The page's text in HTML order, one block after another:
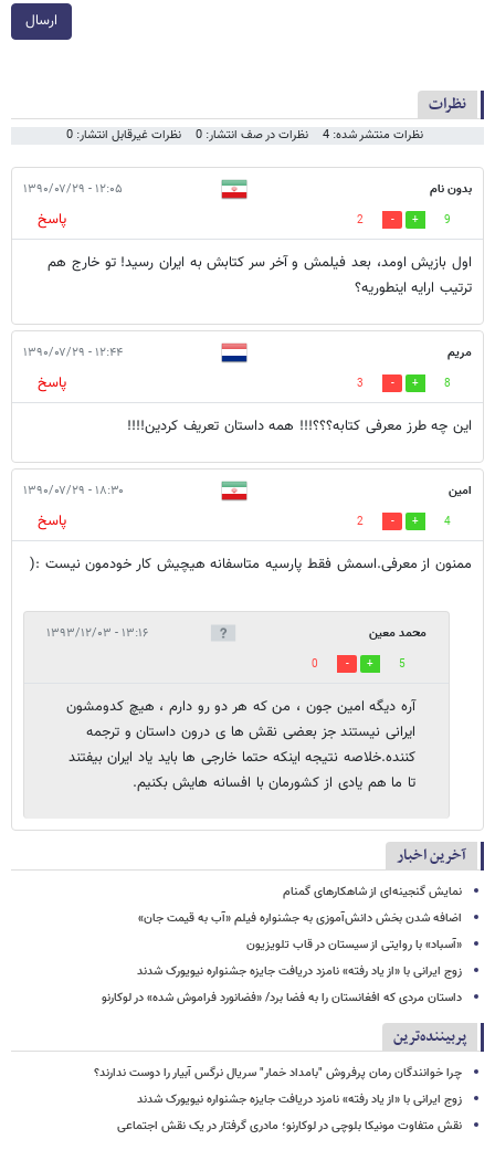
ارسال
نظرات
نظرات منتشر شده: 4 نظرات در صف انتشار: 0 نظرات غیرقابل انتشار: 0
بدون نام ۱۲:۰۵ - ۱۳۹۰/۰۷/۲۹
9
2
پاسخ
اول بازیش اومد، بعد فیلمش و آخر سر کتابش به ایران رسید! تو خارج هم
ترتیب ارایه اینطوریه؟
مریم ۱۲:۴۴ - ۱۳۹۰/۰۷/۲۹
8
3
پاسخ
این چه طرز معرفی کتابه؟؟؟!!! همه داستان تعریف کردین!!!!
امین ۱۸:۳۰ - ۱۳۹۰/۰۷/۲۹
4
2
پاسخ
ممنون از معرفی.اسمش فقط پارسیه متاسفانه هیچیش کار خودمون نیست :(
محمد معین ۱۳:۱۶ - ۱۳۹۳/۱۲/۰۳
5
0
آره دیگه امین جون ، من که هر دو رو دارم ، هیچ کدومشون
ایرانی نیستند جز بعضی نقش ها ی درون داستان و ترجمه
کننده.خلاصه نتیجه اینکه حتما خارجی ها باید یاد ایران بیفتند
تا ما هم یادی از کشورمان با افسانه هایش بکنیم.
آخرین اخبار
نمایش گنجینه‌ای از شاهکارهای گمنام
اضافه شدن بخش دانش‌آموزی به جشنواره فیلم «آب به قیمت جان»
«آسباد» با روایتی از سیستان در قاب تلویزیون
زوج ایرانی با «از یاد رفته» نامزد دریافت جایزه جشنواره نیویورک شدند
داستان مردی که افغانستان را به فضا برد/ «فضانورد فراموش شده» در لوکارنو
پربیننده‌ترین
چرا خوانندگان رمان پرفروش "بامداد خمار" سریال نرگس آبیار را دوست ندارند؟
زوج ایرانی با «از یاد رفته» نامزد دریافت جایزه جشنواره نیویورک شدند
نقش متفاوت مونیکا بلوچی در لوکارنو؛ مادری گرفتار در یک نقش اجتماعی